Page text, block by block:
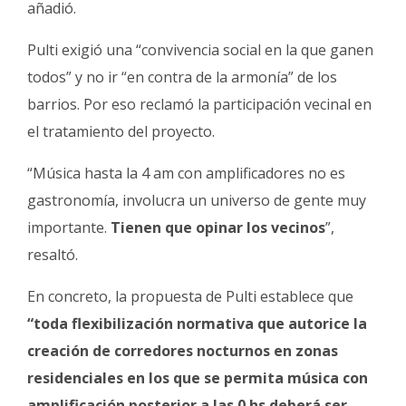
añadió.
Pulti exigió una “convivencia social en la que ganen
todos” y no ir “en contra de la armonía” de los
barrios. Por eso reclamó la participación vecinal en
el tratamiento del proyecto.
“Música hasta la 4 am con amplificadores no es
gastronomía, involucra un universo de gente muy
importante. Tienen que opinar los vecinos”,
resaltó.
En concreto, la propuesta de Pulti establece que
“toda flexibilización normativa que autorice la
creación de corredores nocturnos en zonas
residenciales en los que se permita música con